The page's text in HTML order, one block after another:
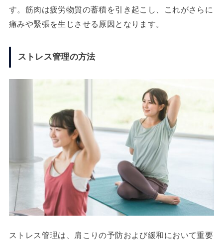
す。筋肉は疲労物質の蓄積を引き起こし、これがさらに
痛みや緊張を生じさせる原因となります。
ストレス管理の方法
ストレス管理は、肩こりの予防および緩和において重要